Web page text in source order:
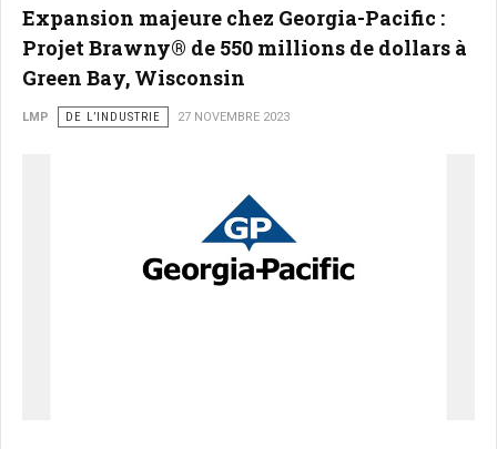
Expansion majeure chez Georgia-Pacific :
Projet Brawny® de 550 millions de dollars à
Green Bay, Wisconsin
LMP DE L’INDUSTRIE 27 NOVEMBRE 2023